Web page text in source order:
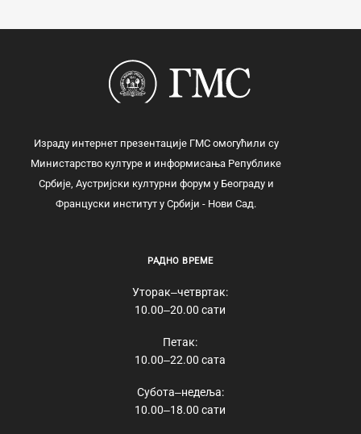
Израду интернет презентације ГМС омогућили су
Министарство културе и информисања Републике
Србије, Аустријски културни форум у Београду и
Француски институт у Србији - Нови Сад.
РАДНО ВРЕМЕ
Уторак‒четвртак:
10.00‒20.00 сати
Петак:
10.00‒22.00 сата
Субота‒недеља:
10.00‒18.00 сати